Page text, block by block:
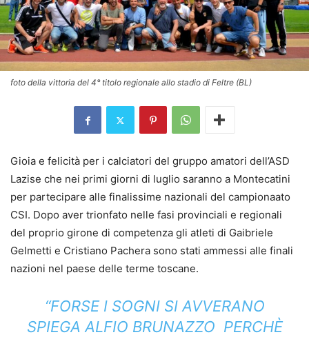
foto della vittoria del 4° titolo regionale allo stadio di Feltre (BL)
Gioia e felicità per i calciatori del gruppo amatori dell’ASD
Lazise che nei primi giorni di luglio saranno a Montecatini
per partecipare alle finalissime nazionali del campionaato
CSI. Dopo aver trionfato nelle fasi provinciali e regionali
del proprio girone di competenza gli atleti di Gaibriele
Gelmetti e Cristiano Pachera sono stati ammessi alle finali
nazioni nel paese delle terme toscane.
“FORSE I SOGNI SI AVVERANO
SPIEGA ALFIO BRUNAZZO ­ PERCHÈ